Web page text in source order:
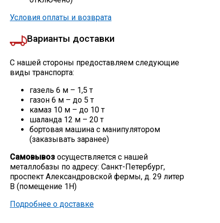
Остальное
Алюминиевый прокат
Условия оплаты и возврата
Варианты доставки
С нашей стороны предоставляем следующие
виды транспорта:
газель 6 м – 1,5 т
газон 6 м – до 5 т
камаз 10 м – до 10 т
шаланда 12 м – 20 т
бортовая машина с манипулятором
(заказывать заранее)
Самовывоз осуществляется с нашей
металлобазы по адресу: Санкт-Петербург,
проспект Александровской фермы, д. 29 литер
В (помещение 1Н)
Подробнее о доставке